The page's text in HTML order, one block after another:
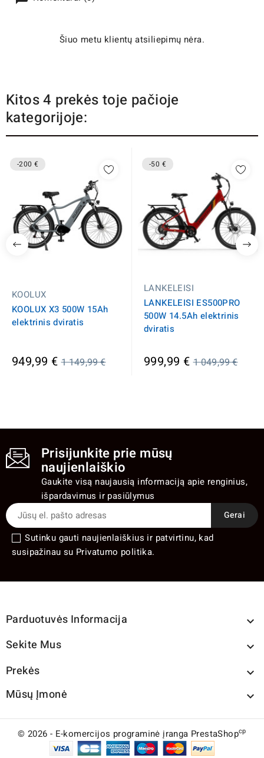
Šiuo metu klientų atsiliepimų nėra.
Kitos 4 prekės toje pačioje
kategorijoje:
-200 €
KOOLUX
KOOLUX X3 500W 15Ah
elektrinis dviratis
949,99 €Įprasta
1 149,99 €
-50 €
LANKELEISI
LANKELEISI ES500PRO
500W 14.5Ah elektrinis
dviratis
999,99 €Įprasta
1 049,99 €
Prisijunkite prie mūsų
naujienlaiškio
Gaukite visą naujausią informaciją apie renginius,
išpardavimus ir pasiūlymus
Sutinku gauti naujienlaiškius ir patvirtinu, kad
susipažinau su Privatumo politika.
Parduotuvės Informacija 
Sekite Mus 
Prekės 
Mūsų Įmonė 
© 2026 - E-komercijos programinė įranga PrestaShopcp